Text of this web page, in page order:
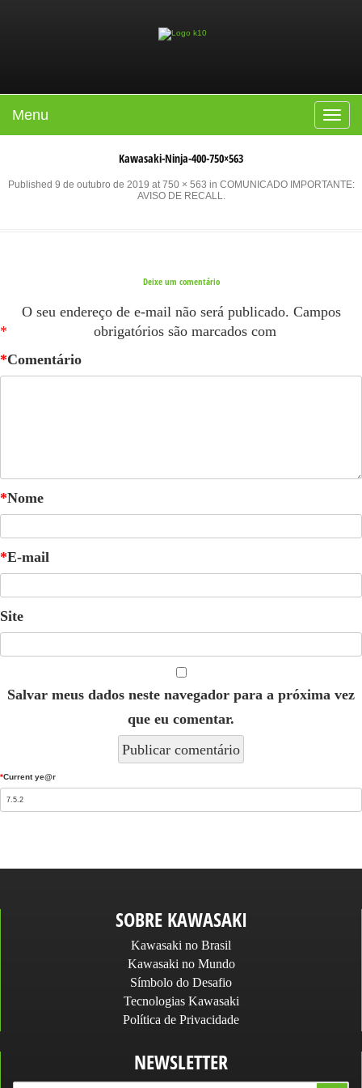
Toggle
Menu
Kawasaki-Ninja-400-750×563
Published 9 de outubro de 2019 at750 × 563 in COMUNICADO IMPORTANTE:
AVISO DE RECALL.
Deixe um comentário
O seu endereço de e-mail não será publicado. Campos
obrigatórios são marcados com
*
Comentário
*
Nome
*
E-mail
*
Site
Salvar meus dados neste navegador para a próxima vez
que eu comentar.
Current ye@r
*
SOBRE KAWASAKI
Kawasaki no Brasil
Kawasaki no Mundo
Símbolo do Desafio
Tecnologias Kawasaki
Política de Privacidade
NEWSLETTER